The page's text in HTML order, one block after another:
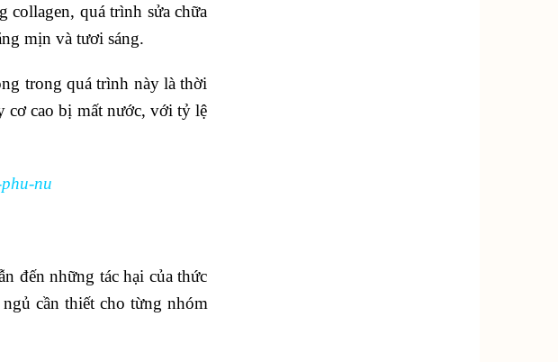
quá trình sửa chữa
mịn và tươi sáng.
trong quá trình này là thời
cơ cao bị mất nước, với tỷ lệ
nu
đến những tác hại của thức
cần thiết cho từng nhóm